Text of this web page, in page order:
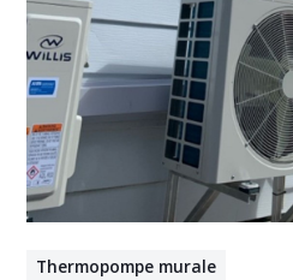
Thermopompe murale